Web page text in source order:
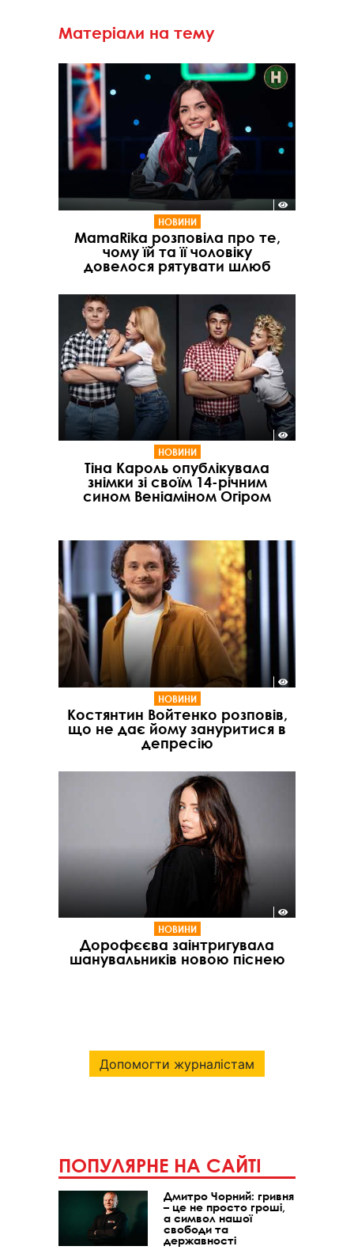
Матеріали на тему
НОВИНИ
MamaRika розповіла про те,
чому їй та її чоловіку
довелося рятувати шлюб
НОВИНИ
Тіна Кароль опублікувала
знімки зі своїм 14-річним
сином Веніаміном Огіром
НОВИНИ
Костянтин Войтенко розповів,
що не дає йому зануритися в
депресію
НОВИНИ
Дорофєєва заінтригувала
шанувальників новою піснею
Допомогти журналістам
ПОПУЛЯРНЕ НА САЙТІ
Дмитро Чорний: гривня
– це не просто гроші,
а символ нашої
свободи та
державності